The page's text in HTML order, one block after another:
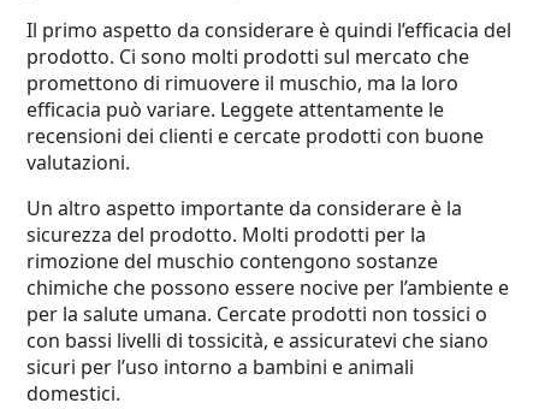
Il primo aspetto da considerare è quindi l’efficacia del
prodotto. Ci sono molti prodotti sul mercato che
promettono di rimuovere il muschio, ma la loro
efficacia può variare. Leggete attentamente le
recensioni dei clienti e cercate prodotti con buone
valutazioni.
Un altro aspetto importante da considerare è la
sicurezza del prodotto. Molti prodotti per la
rimozione del muschio contengono sostanze
chimiche che possono essere nocive per l’ambiente e
per la salute umana. Cercate prodotti non tossici o
con bassi livelli di tossicità, e assicuratevi che siano
sicuri per l’uso intorno a bambini e animali
domestici.